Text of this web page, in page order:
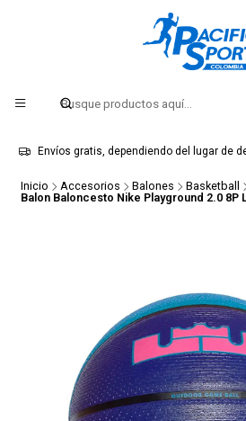
Envíos gratis, dependiendo del lugar de
Inicio Accesorios Balones
Basketball
Balon Baloncesto Nike Playground 2.0 8P